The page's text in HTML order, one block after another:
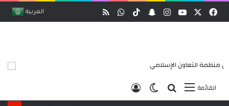
العربية ‫YouTubeانستقرام
سناب تشات‫TikTokواتساب ملخص الموقع RSS
القائمةبحث عن
الوضع المظلم
تسجيل الدخول